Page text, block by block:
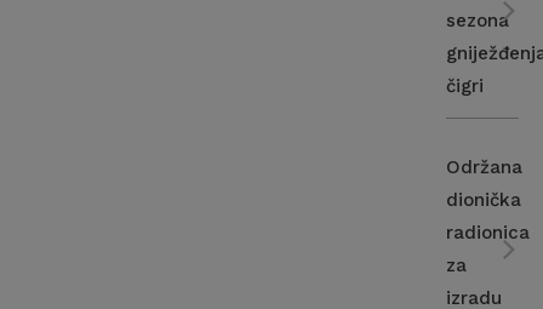
sezona
čigri
Održana
dionička
radionica
za
izradu